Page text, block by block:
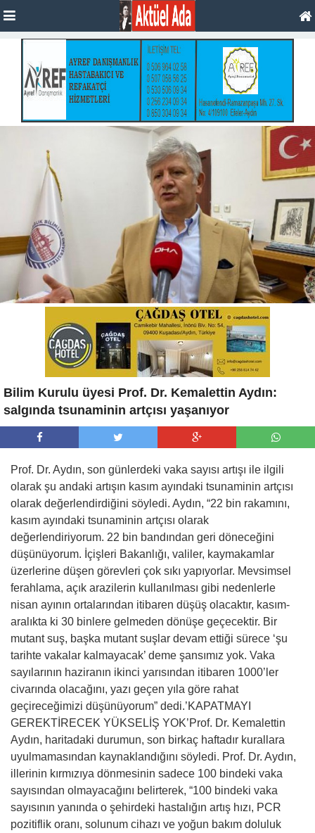
Bilim Kurulu üyesi Prof. Dr. Kemalettin Aydın:
salgında tsunaminin artçısı yaşanıyor
Prof. Dr. Aydın, son günlerdeki vaka sayısı artışı ile ilgili
olarak şu andaki artışın kasım ayındaki tsunaminin artçısı
olarak değerlendirdiğini söyledi. Aydın, “22 bin rakamını,
kasım ayındaki tsunaminin artçısı olarak
değerlendiriyorum. 22 bin bandından geri döneceğini
düşünüyorum. İçişleri Bakanlığı, valiler, kaymakamlar
üzerlerine düşen görevleri çok sıkı yapıyorlar. Mevsimsel
ferahlama, açık arazilerin kullanılması gibi nedenlerle
nisan ayının ortalarından itibaren düşüş olacaktır, kasım-
aralıkta ki 30 binlere gelmeden dönüşe geçecektir. Bir
mutant suş, başka mutant suşlar devam ettiği sürece ‘şu
tarihte vakalar kalmayacak’ deme şansımız yok. Vaka
sayılarının haziranın ikinci yarısından itibaren 1000’ler
civarında olacağını, yazı geçen yıla göre rahat
geçireceğimizi düşünüyorum” dedi.’KAPATMAYI
GEREKTİRECEK YÜKSELİŞ YOK’Prof. Dr. Kemalettin
Aydın, haritadaki durumun, son birkaç haftadır kurallara
uyulmamasından kaynaklandığını söyledi. Prof. Dr. Aydın,
illerinin kırmızıya dönmesinin sadece 100 bindeki vaka
sayısından olmayacağını belirterek, “100 bindeki vaka
sayısının yanında o şehirdeki hastalığın artış hızı, PCR
pozitiflik oranı, solunum cihazı ve yoğun bakım doluluk